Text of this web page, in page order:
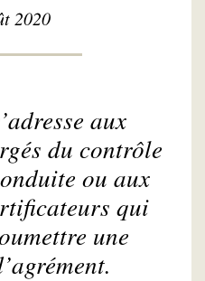
2020
aux
du contrôle
ou aux
qui
une